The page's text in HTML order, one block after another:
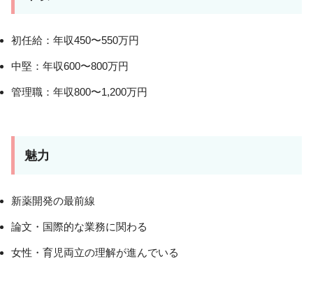
初任給：年収450〜550万円
中堅：年収600〜800万円
管理職：年収800〜1,200万円
魅力
新薬開発の最前線
論文・国際的な業務に関わる
女性・育児両立の理解が進んでいる